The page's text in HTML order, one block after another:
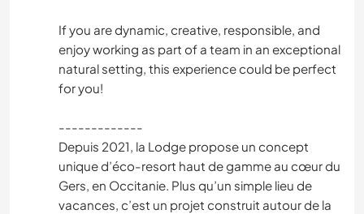
If you are dynamic, creative, responsible, and
enjoy working as part of a team in an exceptional
natural setting, this experience could be perfect
for you!
-------------
Depuis 2021, la Lodge propose un concept
unique d’éco-resort haut de gamme au cœur du
Gers, en Occitanie. Plus qu’un simple lieu de
vacances, c’est un projet construit autour de la